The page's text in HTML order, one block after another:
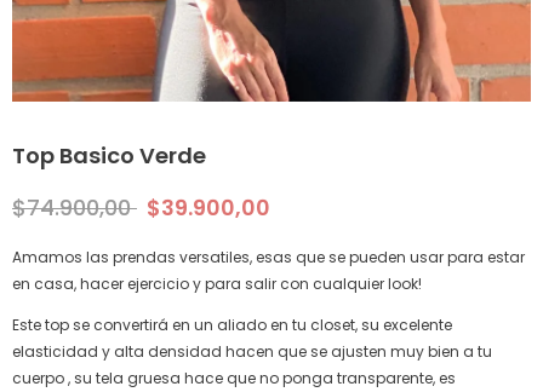
Top Basico Verde
$74.900,00 $39.900,00
Amamos las prendas versatiles, esas que se pueden usar para estar
en casa, hacer ejercicio y para salir con cualquier look!
Este top se convertirá en un aliado en tu closet, su excelente
elasticidad y alta densidad hacen que se ajusten muy bien a tu
cuerpo , su tela gruesa hace que no ponga transparente, es